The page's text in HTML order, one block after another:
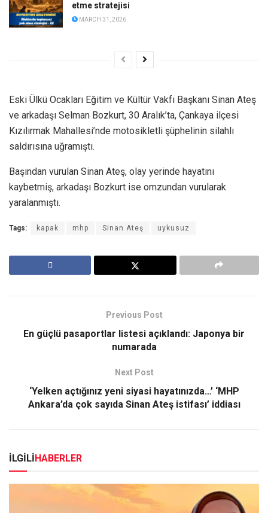
etme stratejisi
MARCH 31, 2026
Eski Ülkü Ocakları Eğitim ve Kültür Vakfı Başkanı Sinan Ateş
ve arkadaşı Selman Bozkurt, 30 Aralık’ta, Çankaya ilçesi
Kızılırmak Mahallesi’nde motosikletli şüphelinin silahlı
saldırısına uğramıştı.
Başından vurulan Sinan Ateş, olay yerinde hayatını
kaybetmiş, arkadaşı Bozkurt ise omzundan vurularak
yaralanmıştı.
Tags: kapak mhp Sinan Ateş uykusuz
Previous Post
En güçlü pasaportlar listesi açıklandı: Japonya bir
numarada
Next Post
‘Yelken açtığınız yeni siyasi hayatınızda…’ ‘MHP
Ankara’da çok sayıda Sinan Ateş istifası’ iddiası
İLGİLİHABERLER